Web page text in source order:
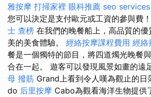
雅按摩 打掃家裡 眼科推薦 seo services
您可以決定是支付歐元或工資的參與費！
士 查榜 在我們的晚餐船上，高品質的
美的美食體驗。 經絡按摩課程費用 經絡
餐是一個獨特的節目，將四道燭光晚餐
合在一起。 遊客可以發現風景如畫的遠
母 撥筋 Grand上看到令人嘆為觀止的日
do 后里按摩 Cabo為觀看海洋生物提供